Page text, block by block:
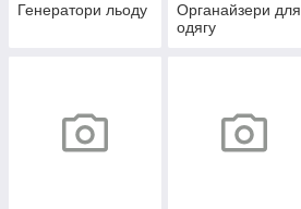
Генератори льоду
Органайзери для
одягу